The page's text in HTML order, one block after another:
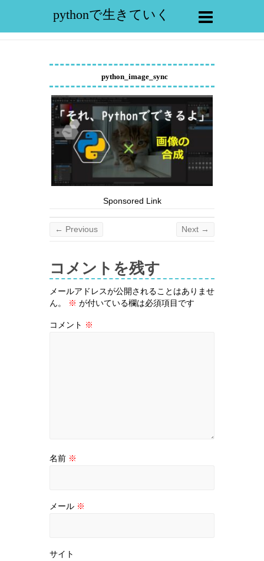
pythonで生きていく
python_image_sync
Sponsored Link
← Previous Next →
コメントを残す
メールアドレスが公開されることはありませ
ん。
※ が付いている欄は必須項目です
コメント ※
名前 ※
メール ※
サイト